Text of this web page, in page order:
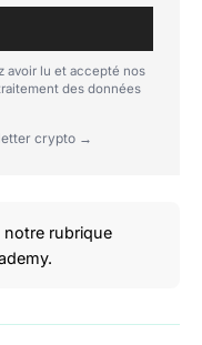
avoir lu et accepté nos
des données
crypto →
notre rubrique